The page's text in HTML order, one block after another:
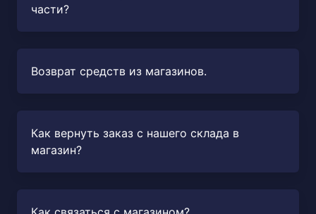
части?
Возврат средств из магазинов.
Как вернуть заказ с нашего склада в
магазин?